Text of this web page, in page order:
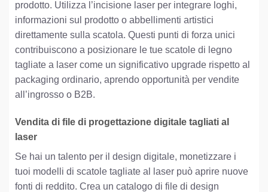
prodotto. Utilizza l’incisione laser per integrare loghi,
informazioni sul prodotto o abbellimenti artistici
direttamente sulla scatola. Questi punti di forza unici
contribuiscono a posizionare le tue scatole di legno
tagliate a laser come un significativo upgrade rispetto al
packaging ordinario, aprendo opportunità per vendite
all’ingrosso o B2B.
Vendita di file di progettazione digitale tagliati al
laser
Se hai un talento per il design digitale, monetizzare i
tuoi modelli di scatole tagliate al laser può aprire nuove
fonti di reddito. Crea un catalogo di file di design